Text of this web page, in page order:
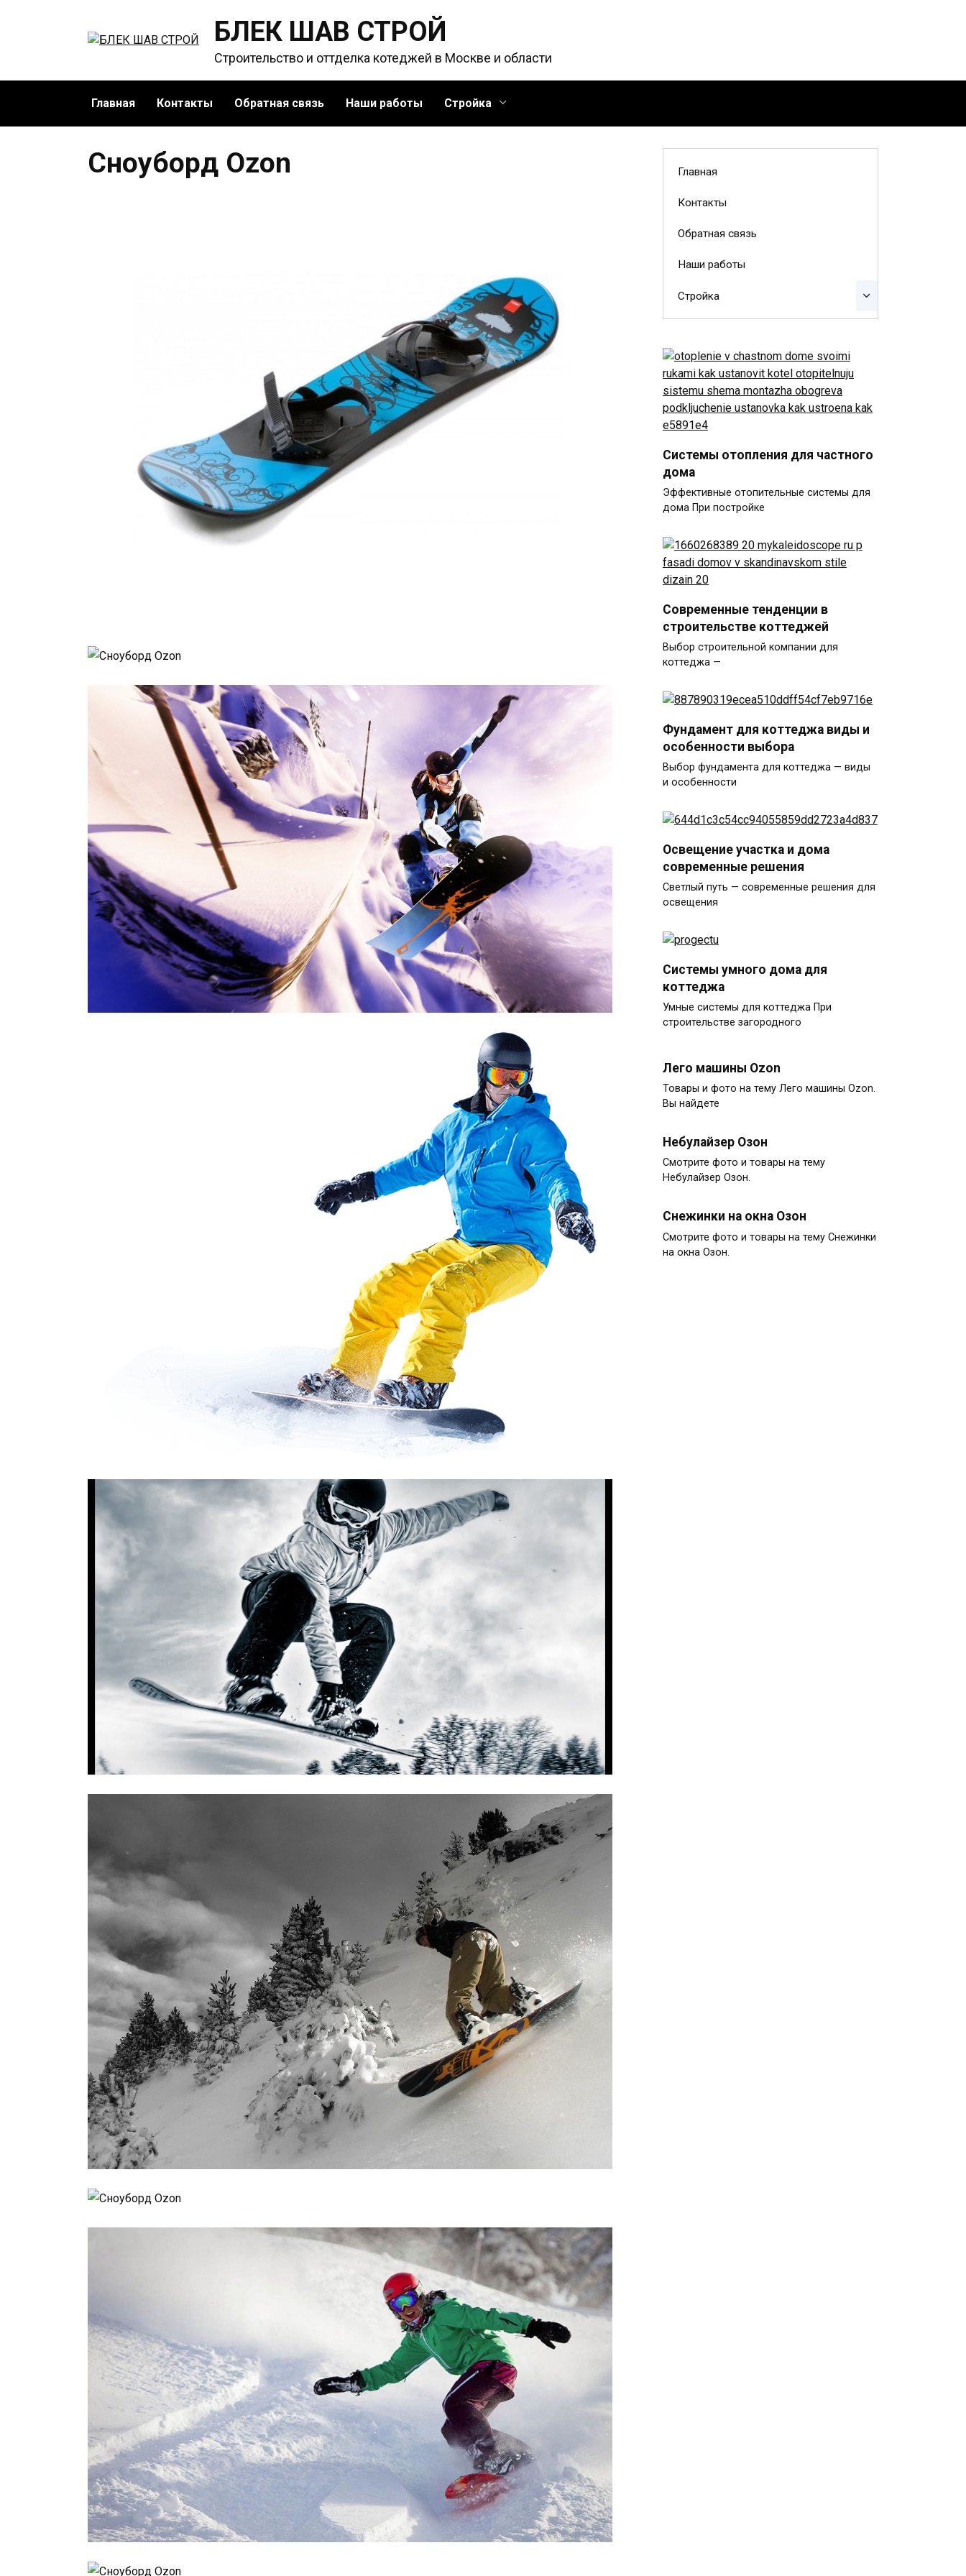
БЛЕК ШАВ СТРОЙ
Строительство и оттделка котеджей в Москве и области
Главная Контакты Обратная связь Наши работы Стройка
Сноуборд Ozon Главная
Контакты
Обратная связь
Наши работы
Стройка
Системы отопления для частного
дома
Эффективные отопительные системы для
дома При постройке
Современные тенденции в
строительстве коттеджей
Выбор строительной компании для
коттеджа —
Фундамент для коттеджа виды и
особенности выбора
Выбор фундамента для коттеджа — виды
и особенности
Освещение участка и дома
современные решения
Светлый путь — современные решения для
освещения
Системы умного дома для
коттеджа
Умные системы для коттеджа При
строительстве загородного
Лего машины Ozon
Товары и фото на тему Лего машины Ozon.
Вы найдете
Небулайзер Озон
Смотрите фото и товары на тему
Небулайзер Озон.
Снежинки на окна Озон
Смотрите фото и товары на тему Снежинки
на окна Озон.